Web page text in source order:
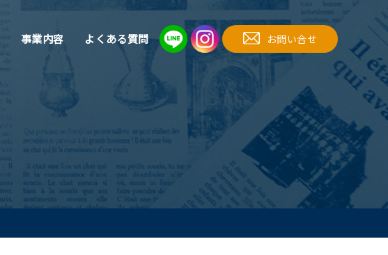
事業内容 よくある質問 お問い合せ